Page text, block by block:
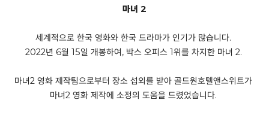
마녀 2
세계적으로 한국 영화와 한국 드라마가 인기가 많습니다.
2022년 6월 15일 개봉하여, 박스 오피스 1위를 차지한 마녀 2.
마녀2 영화 제작팀으로부터 장소 섭외를 받아 골드원호텔앤스위트가
마녀2 영화 제작에 소정의 도움을 드렸었습니다.